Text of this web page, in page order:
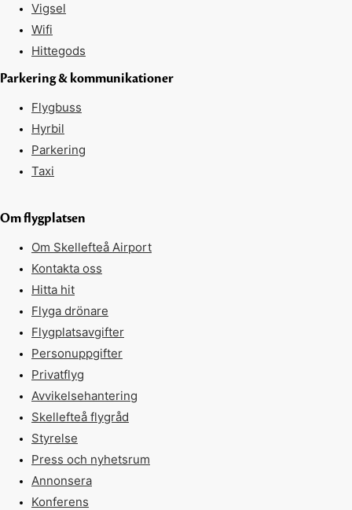
Vigsel
Wifi
Hittegods
Parkering & kommunikationer
Flygbuss
Hyrbil
Parkering
Taxi
Om flygplatsen
Om Skellefteå Airport
Kontakta oss
Hitta hit
Flyga drönare
Flygplatsavgifter
Personuppgifter
Privatflyg
Avvikelsehantering
Skellefteå flygråd
Styrelse
Press och nyhetsrum
Annonsera
Konferens